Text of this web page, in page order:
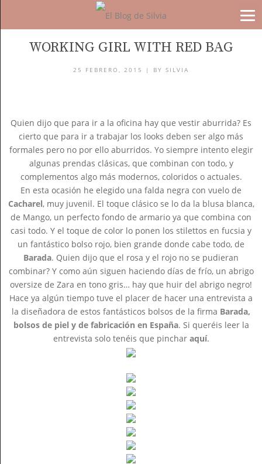
WORKING GIRL WITH RED BAG
25 FEBRERO, 2015 | BY SILVIA
Quien dijo que para ir a la oficina hay que vestir aburrida? Es
cierto que para ir a trabajar los looks deben ser algo más
formales pero no por ello aburridos. Yo siempre intento elegir
algunas prendas clásicas, que combinan con todo, y
complementos algo más modernos, coloridos o actuales.
En esta ocasión he elegido una falda negra con vuelo de
Cacharel, muy juvenil. El toque clásico se lo da la blusa blanca,
de Mango, un perfecto fondo de armario ya que combina con
casi todo. Y el toque de color lo ponen los stilettos en fucsia y
un fantástico bolso rojo, bien grande donde cabe todo, de
Barada. Quien dijo que el rosa y el rojo no se pudieran
combinar? Y como aún siguen haciendo días de frío, un abrigo
oversize de Zara en tono gris… hay que huir del abrigo negro!
Hace ya algún tiempo tuve el placer de hacer una entrevista a
la diseñadora de estos fantásticos bolsos de la firma Barada,
bolsos de piel y de fabricación en España. Si queréis leer la
entrevista solo tenéis que pinchar aquí.